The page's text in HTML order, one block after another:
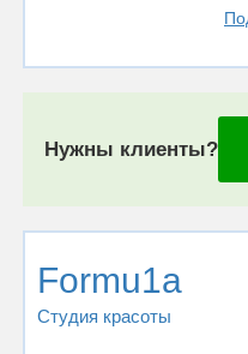
Нужны клиенты?
Formu1a
Студия красоты